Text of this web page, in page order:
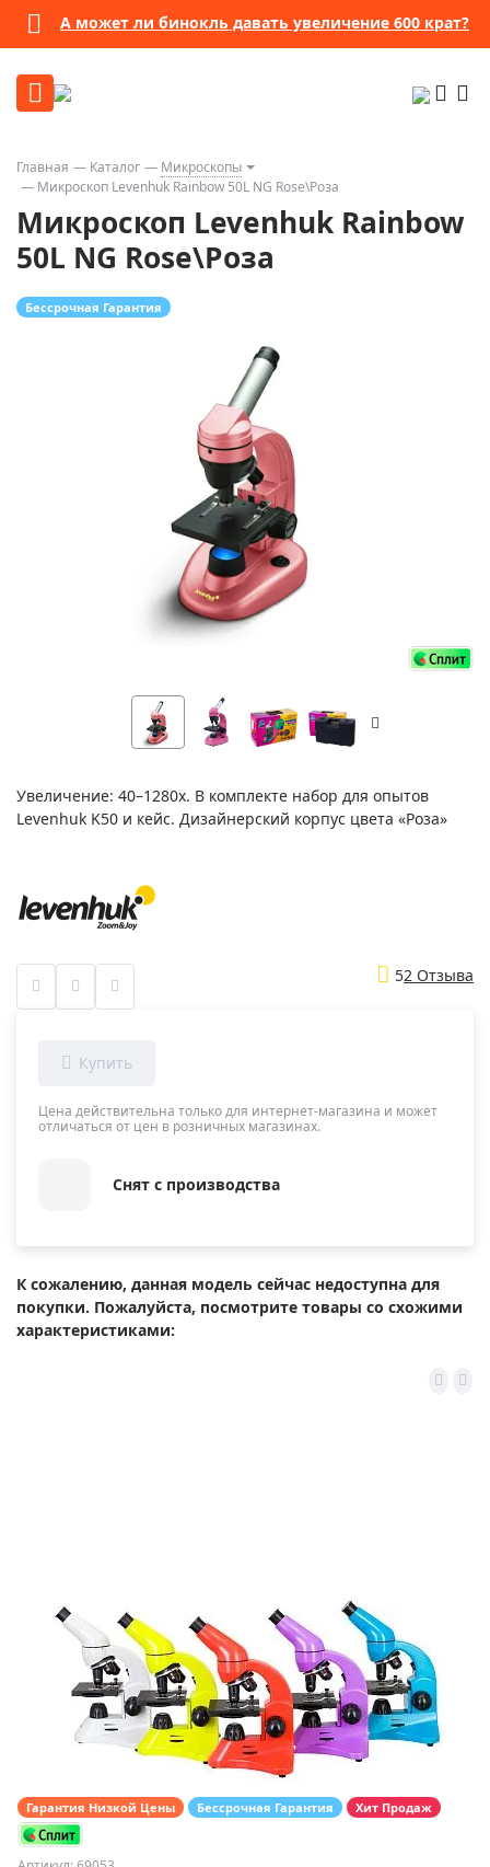
А может ли бинокль давать увеличение 600 крат?
Главная Каталог
Микроскопы
Микроскоп Levenhuk Rainbow 50L NG Rose\Роза
Микроскоп Levenhuk Rainbow
50L NG Rose\Роза
Бессрочная Гарантия
Увеличение: 40–1280х. В комплекте набор для опытов
Levenhuk K50 и кейс. Дизайнерский корпус цвета «Роза»
52 Отзыва
Цена действительна только для интернет-магазина и может
отличаться от цен в розничных магазинах.
Снят с производства
К сожалению, данная модель сейчас недоступна для
покупки. Пожалуйста, посмотрите товары со схожими
характеристиками:
Гарантия Низкой Цены Бессрочная Гарантия Хит Продаж